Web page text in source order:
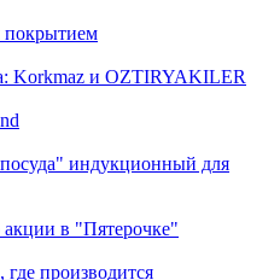
покрытием
Korkmaz и OZTIRYAKILER
индукционный для
акции в "Пятерочке"
производится